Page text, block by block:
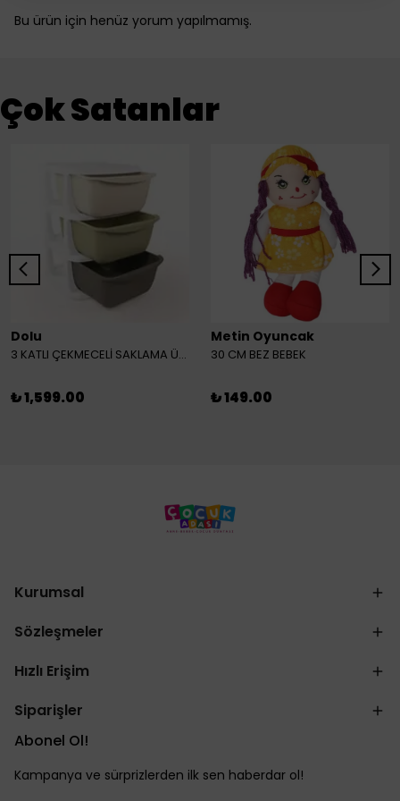
Bu ürün için henüz yorum yapılmamış.
Çok Satanlar
Dolu
3 KATLI ÇEKMECELİ SAKLAMA ÜNİTESİ
₺ 1,599.00
Metin Oyuncak
30 CM BEZ BEBEK
₺ 149.00
Kurumsal
Sözleşmeler
Hızlı Erişim
Siparişler
Abonel Ol!
Kampanya ve sürprizlerden ilk sen haberdar ol!